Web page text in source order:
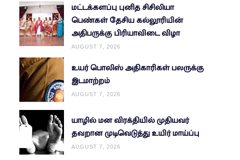
மட்டக்களப்பு புனித சிசிலியா
பெண்கள் தேசிய கல்லூரியின்
அதிபருக்கு பிரியாவிடை விழா
AUGUST 7, 2026
உயர் பொலிஸ் அதிகாரிகள் பலருக்கு
இடமாற்றம்
AUGUST 7, 2026
யாழில் மன விரக்தியில் முதியவர்
தவறான முடிவெடுத்து உயிர் மாய்ப்பு
AUGUST 7, 2026